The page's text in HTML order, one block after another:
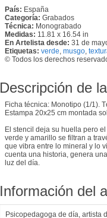
País: España
Categoría: Grabados
Técnica: Monograbado
Medidas: 11.81 x 16.54 in
En Artelista desde: 31 de
Etiquetas: verde musgo
© Todos los derechos
Descripción de
Ficha técnica: Monotipo (1/1).
Estampa 20x25 cm montada
El stencil deja su huella pero
verde y amarillo se filtran a
que vibra entre lo mineral y lo
cuenta una historia, genera
luz del día.
Información del
Psicopedagoga de día, artista